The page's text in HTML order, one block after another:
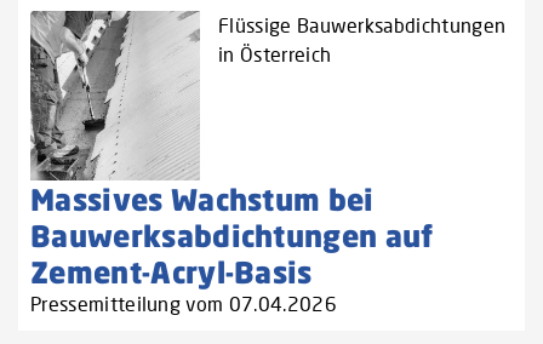
Flüssige Bauwerksabdichtungen
in Österreich
Massives Wachstum bei
Bauwerksabdichtungen auf
Zement-Acryl-Basis
Pressemitteilung vom 07.04.2026